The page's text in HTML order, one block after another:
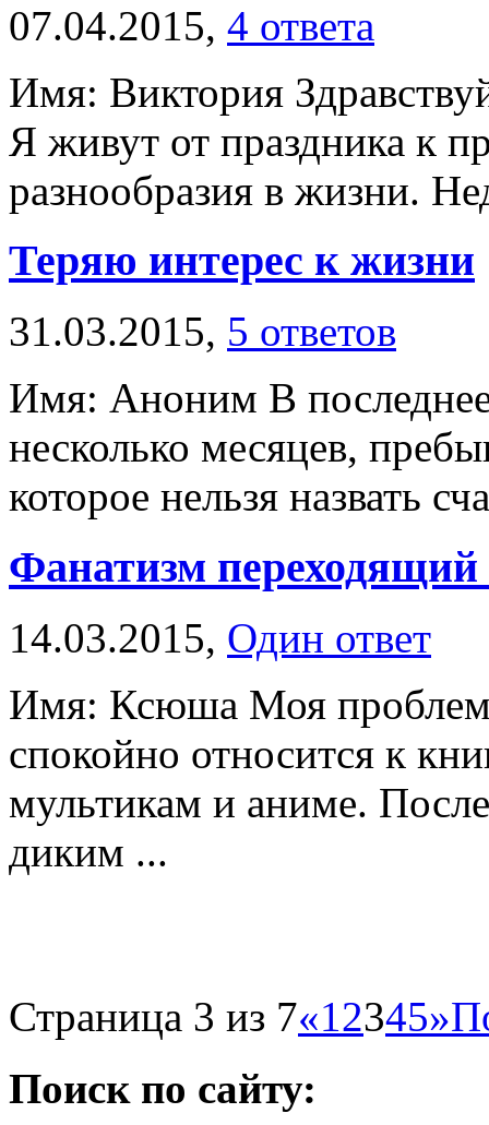
07.04.2015, 4 ответа
Имя: Виктория
Я живут от праздника к
разнообразия в жизни.
Теряю интерес к жизни
31.03.2015, 5 ответов
Имя: Аноним В последнее
несколько месяцев,
которое нельзя назвать
Фанатизм переходящий
14.03.2015, Один ответ
Имя: Ксюша Моя
спокойно относится к
мультикам и аниме.
диким ...
Страница 3 из 7«1 2345»
Поиск по сайту: